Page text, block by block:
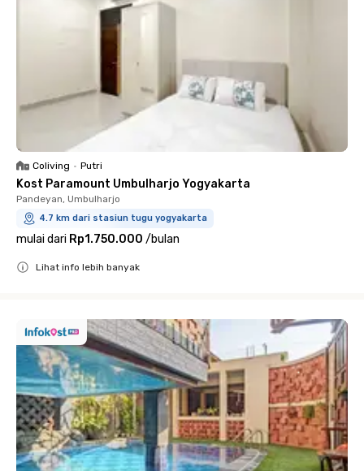
Coliving • Putri
Kost Paramount Umbulharjo Yogyakarta
Pandeyan, Umbulharjo
4.7 km dari stasiun tugu yogyakarta
mulai dari Rp1.750.000 /bulan
Lihat info lebih banyak